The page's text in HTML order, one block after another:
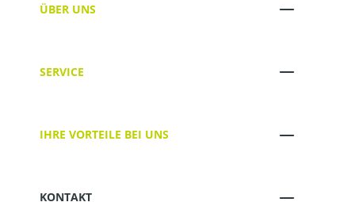
ÜBER UNS
SERVICE
IHRE VORTEILE BEI UNS
KONTAKT